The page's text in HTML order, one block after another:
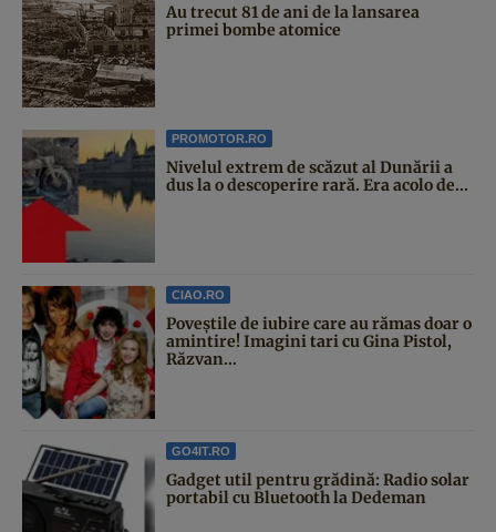
Au trecut 81 de ani de la lansarea
primei bombe atomice
PROMOTOR.RO
Nivelul extrem de scăzut al Dunării a
dus la o descoperire rară. Era acolo de...
CIAO.RO
Poveştile de iubire care au rămas doar o
amintire! Imagini tari cu Gina Pistol,
Răzvan...
GO4IT.RO
Gadget util pentru grădină: Radio solar
portabil cu Bluetooth la Dedeman